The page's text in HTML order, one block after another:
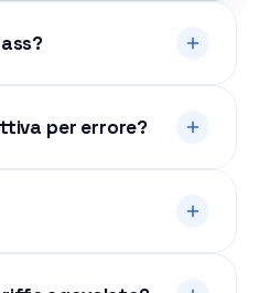
La rete si
per errore?
strisce blu. Ricevi